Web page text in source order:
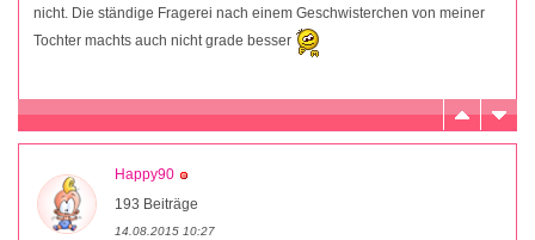
nicht. Die ständige Fragerei nach einem Geschwisterchen von meiner
Tochter machts auch nicht grade besser
Happy90
193 Beiträge
14.08.2015 10:27